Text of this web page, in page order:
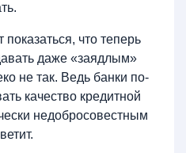
что теперь
даже «заядлым»
не так. Ведь банки по-
качество кредитной
недобросовестным